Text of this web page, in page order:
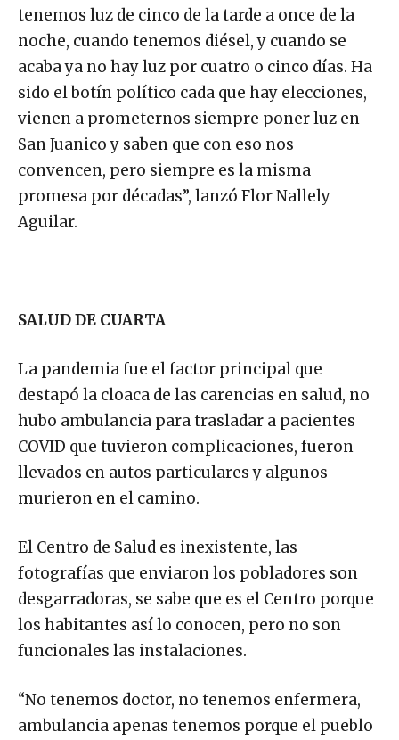
tenemos luz de cinco de la tarde a once de la
noche, cuando tenemos diésel, y cuando se
acaba ya no hay luz por cuatro o cinco días. Ha
sido el botín político cada que hay elecciones,
vienen a prometernos siempre poner luz en
San Juanico y saben que con eso nos
convencen, pero siempre es la misma
promesa por décadas”, lanzó Flor Nallely
Aguilar.
SALUD DE CUARTA
La pandemia fue el factor principal que
destapó la cloaca de las carencias en salud, no
hubo ambulancia para trasladar a pacientes
COVID que tuvieron complicaciones, fueron
llevados en autos particulares y algunos
murieron en el camino.
El Centro de Salud es inexistente, las
fotografías que enviaron los pobladores son
desgarradoras, se sabe que es el Centro porque
los habitantes así lo conocen, pero no son
funcionales las instalaciones.
“No tenemos doctor, no tenemos enfermera,
ambulancia apenas tenemos porque el pueblo